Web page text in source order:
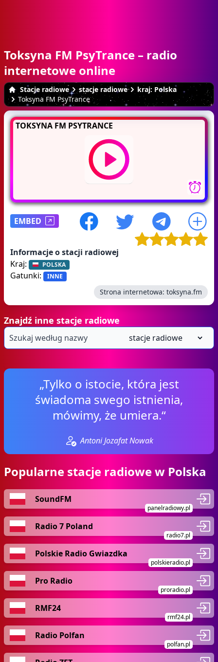
Toksyna FM PsyTrance – radio
internetowe online
Stacje radiowe stacje radiowe
kraj: Polska
Toksyna FM PsyTrance
TOKSYNA FM PSYTRANCE
EMBED
Informacje o stacji radiowej
Kraj:
POLSKA
Gatunki: INNE
Strona internetowa: toksyna.fm
Znajdź inne stacje radiowe
„Tylko o istocie, która jest
świadoma swego istnienia,
mówimy, że umiera.“
Antoni Jozafat Nowak
Popularne stacje radiowe w Polska
SoundFM
panelradiowy.pl
Radio 7 Poland
radio7.pl
Polskie Radio Gwiazdka
polskieradio.pl
Pro Radio
proradio.pl
RMF24
rmf24.pl
Radio Polfan
polfan.pl